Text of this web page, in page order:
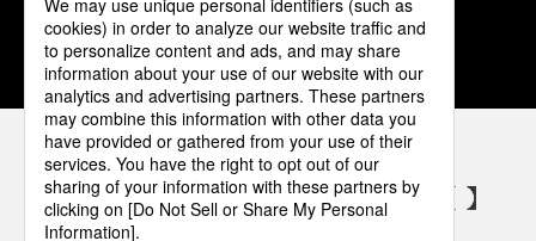
1 2 3 4 5
パナソニックの電気設備 SNSアカウント